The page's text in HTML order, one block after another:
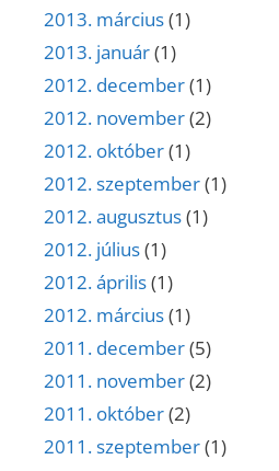
2013. március(1)
2013. január(1)
2012. december(1)
2012. november(2)
2012. október(1)
2012. szeptember(1)
2012. augusztus(1)
2012. július(1)
2012. április(1)
2012. március(1)
2011. december(5)
2011. november(2)
2011. október(2)
2011. szeptember(1)